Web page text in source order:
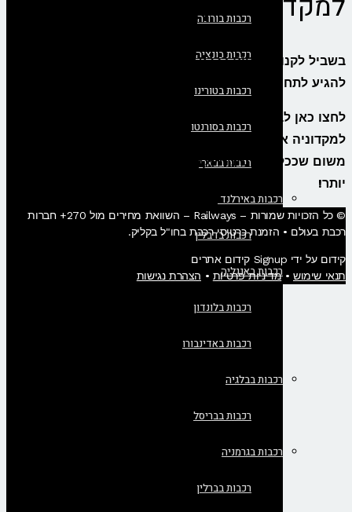
רכבות בורונה
רכבות בונציה
רכבות בטורינו
רכבות בסורנטו
רכבות בבארי
רכבות באירלנד
רכבות בדבלין
רכבות באנגליה
רכבות בלונדון
רכבות באדינבורו
רכבות בבלגיה
רכבות בבריסל
רכבות בגרמניה
רכבות בברלין
בשביל לקנות כרטיס רכבת מסלוניקי למקדוניה, כבר לא צריך
להגיע לתחנה!
לחצו כאן לבדיקת זמינות ורכישת כרטיסים לרכבת מסלוניקי
למקדוניה אונליין – מומלץ להזמין את הכרטיסים מראש
משום שככל שתזמינו מוקדם יותר, כך המחיר יהיה נמוך
יותר!
© כל הזכויות שמורות – Railways – השוואת מחירים מול 270+ חברות
רכבת בעולם • הזמנת כרטיסי רכבת בחו"ל בקליק​.
קידום על ידי Signup קידום אתרים
תנאי שימוש •מדיניות פרטיות • הצהרת נגישות